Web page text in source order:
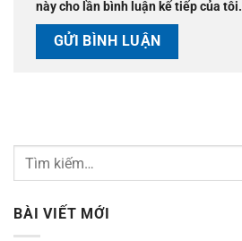
này cho lần bình luận kế tiếp của tôi.
BÀI VIẾT MỚI